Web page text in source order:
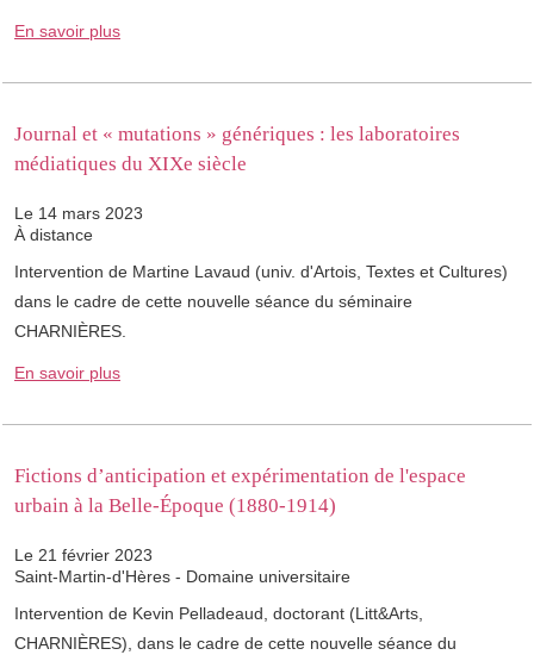
En savoir plus
Journal et « mutations » génériques : les laboratoires
médiatiques du XIXe siècle
Le 14 mars 2023
À distance
Intervention de Martine Lavaud (univ. d'Artois, Textes et Cultures)
dans le cadre de cette nouvelle séance du séminaire
CHARNIÈRES.
En savoir plus
Fictions d’anticipation et expérimentation de l'espace
urbain à la Belle-Époque (1880-1914)
Le 21 février 2023
Saint-Martin-d'Hères - Domaine universitaire
Intervention de Kevin Pelladeaud, doctorant (Litt&Arts,
CHARNIÈRES), dans le cadre de cette nouvelle séance du